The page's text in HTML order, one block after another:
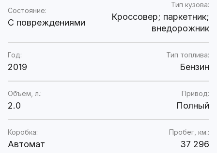
Состояние:
C повреждениями
Тип кузова:
Кроссовер; паркетник;
внедорожник
Год:
2019
Тип топлива:
Бензин
Объём, л.:
2.0
Привод:
Полный
Коробка:
Автомат
Пробег, км.:
37 296